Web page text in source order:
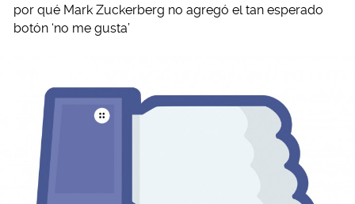
por qué Mark Zuckerberg no agregó el tan esperado
botón ‘no me gusta’